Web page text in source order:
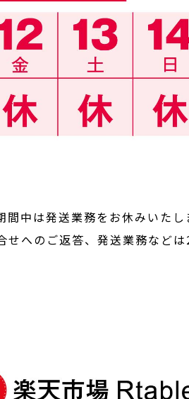
中は発送業務をお休みいたし
せへのご返答、発送業務など